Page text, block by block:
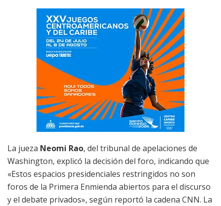
La jueza Neomi Rao, del tribunal de apelaciones de
Washington, explicó la decisión del foro, indicando que
«Estos espacios presidenciales restringidos no son
foros de la Primera Enmienda abiertos para el discurso
y el debate privados», según reportó la cadena CNN. La